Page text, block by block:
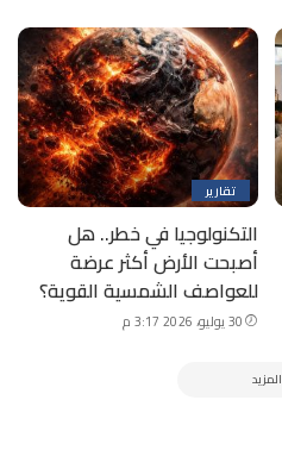
تقارير
التكنولوجيا في خطر.. هل
أصبحت الأرض أكثر عرضة
للعواصف الشمسية القوية؟
30 يوليو، 2026 3:17 م
المزيد